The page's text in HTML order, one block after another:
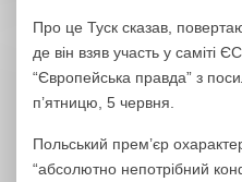
Про це Туск сказав,
де він взяв участь у саміті
“Європейська правда” з
п’ятницю, 5 червня.
Польський прем’єр
“абсолютно непотрібний